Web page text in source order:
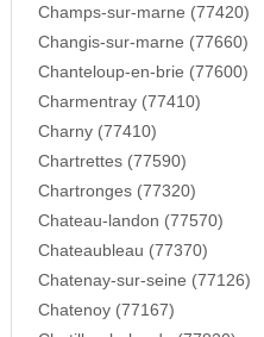
Champs-sur-marne (77420)
Changis-sur-marne (77660)
Chanteloup-en-brie (77600)
Charmentray (77410)
Charny (77410)
Chartrettes (77590)
Chartronges (77320)
Chateau-landon (77570)
Chateaubleau (77370)
Chatenay-sur-seine (77126)
Chatenoy (77167)